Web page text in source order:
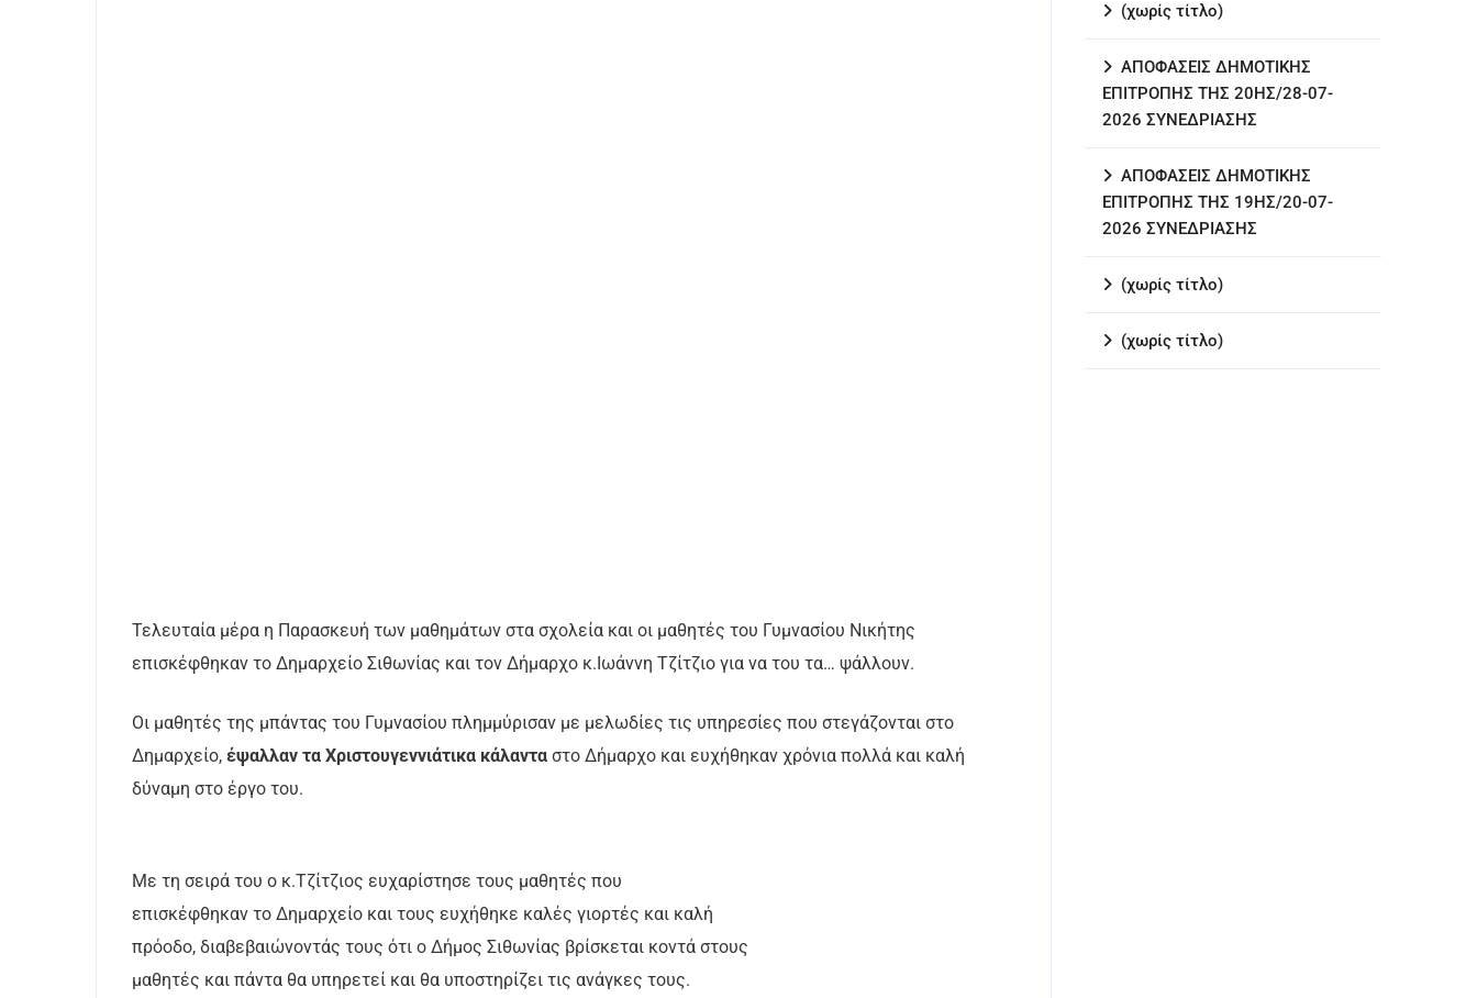
Τελευταία μέρα η Παρασκευή των μαθημάτων στα σχολεία και οι μαθητές του Γυμνασίου Νικήτης
επισκέφθηκαν το Δημαρχείο Σιθωνίας και τον Δήμαρχο κ.Ιωάννη Τζίτζιο για να του τα… ψάλλουν.
Οι μαθητές της μπάντας του Γυμνασίου πλημμύρισαν με μελωδίες τις υπηρεσίες που στεγάζονται στο
Δημαρχείο, έψαλλαν τα Χριστουγεννιάτικα κάλαντα στο Δήμαρχο και ευχήθηκαν χρόνια πολλά και καλή
δύναμη στο έργο του.
Με τη σειρά του ο κ.Τζίτζιος ευχαρίστησε τους μαθητές που
επισκέφθηκαν το Δημαρχείο και τους ευχήθηκε καλές γιορτές και καλή
πρόοδο, διαβεβαιώνοντάς τους ότι ο Δήμος Σιθωνίας βρίσκεται κοντά στους
μαθητές και πάντα θα υπηρετεί και θα υποστηρίζει τις ανάγκες τους.
(χωρίς τίτλο)
ΑΠΟΦΑΣΕΙΣ ΔΗΜΟΤΙΚΗΣ
ΕΠΙΤΡΟΠΗΣ ΤΗΣ 20ΗΣ/28-07-
2026 ΣΥΝΕΔΡΙΑΣΗΣ
ΑΠΟΦΑΣΕΙΣ ΔΗΜΟΤΙΚΗΣ
ΕΠΙΤΡΟΠΗΣ ΤΗΣ 19ΗΣ/20-07-
2026 ΣΥΝΕΔΡΙΑΣΗΣ
(χωρίς τίτλο)
(χωρίς τίτλο)